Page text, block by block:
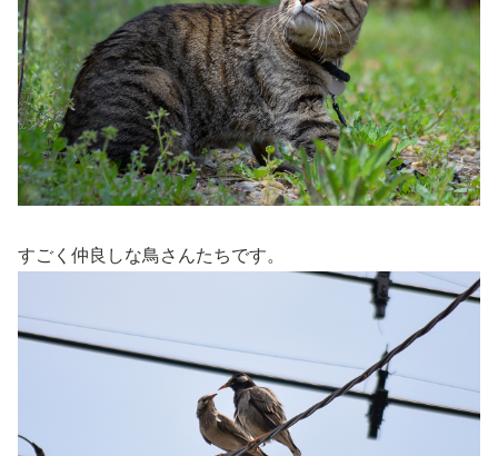
すごく仲良しな鳥さんたちです。